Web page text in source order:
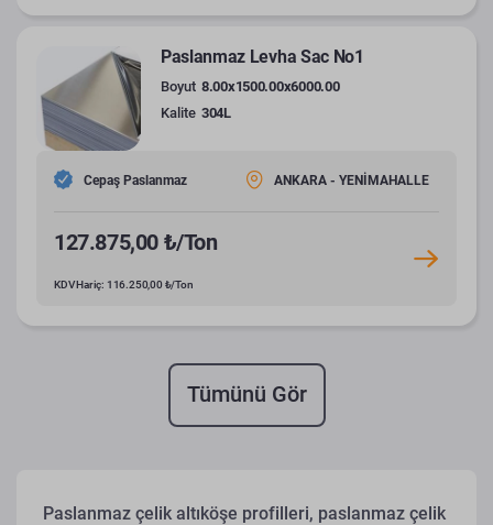
Paslanmaz Levha Sac No1
Boyut 8.00x1500.00x6000.00
Kalite 304L
Cepaş Paslanmaz ANKARA - YENİMAHALLE
127.875,00 ₺/Ton
KDV Hariç: 116.250,00 ₺/Ton
Tümünü Gör
Paslanmaz çelik altıköşe profilleri, paslanmaz çelik